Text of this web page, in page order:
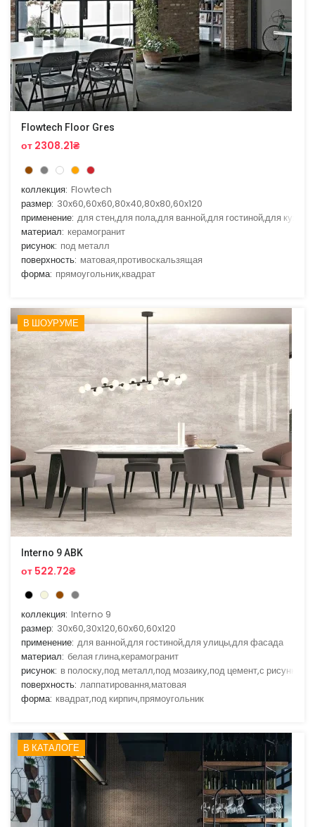
Flowtech Floor Gres
от 2308.21₴
коллекция: Flowtech
размер: 30x60,60x60,80x40,80x80,60x120
применение: для стен,для пола,для ванной,для гостиной,для кухни
материал: керамогранит
рисунок: под металл
поверхность: матовая,противоскальзящая
форма: прямоугольник,квадрат
В ШОУРУМЕ
Interno 9 ABK
от 522.72₴
коллекция: Interno 9
размер: 30x60,30x120,60x60,60x120
применение: для ванной,для гостиной,для улицы,для фасада
материал: белая глина,керамогранит
рисунок: в полоску,под металл,под мозаику,под цемент,с рисунком
поверхность: лаппатировання,матовая
форма: квадрат,под кирпич,прямоугольник
В КАТАЛОГЕ